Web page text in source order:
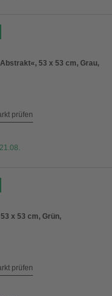
53 x 53 cm, Grau,
prüfen
x 53 cm, Grün,
prüfen